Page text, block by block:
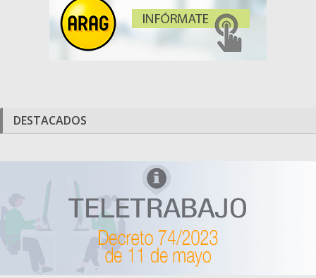
DESTACADOS